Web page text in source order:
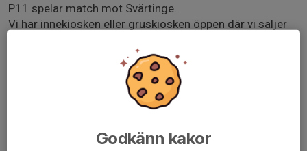
P11 spelar match mot Svärtinge.
Vi har innekiosken eller gruskiosken öppen där vi säljer
Matchen börjar 11.00. Arbetspasset börjar 10.30 för att
ta fram och börja koka kaffe och korv. Vi avslutar ca
13.00 och städar för ingen tar över efter oss då.
2 vårdnadshavare behövs.
nyheten från den 4 mars.Godkänn kakor